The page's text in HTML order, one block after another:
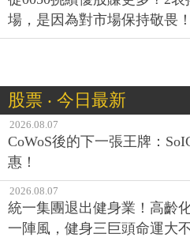
場，是因為對市場保持敬畏！
股票 ‧ 今日最新
2026.08.07
CoWoS後的下一張王牌：
惠！
2026.08.07
統一集團退出健身業！高齡
一陣風，健身三巨頭命運大